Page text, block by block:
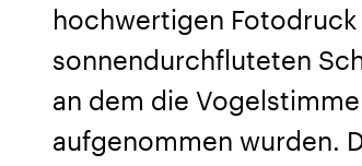
hochwertigen
sonnendurchfluteten
an dem die
aufgenommen wurden.